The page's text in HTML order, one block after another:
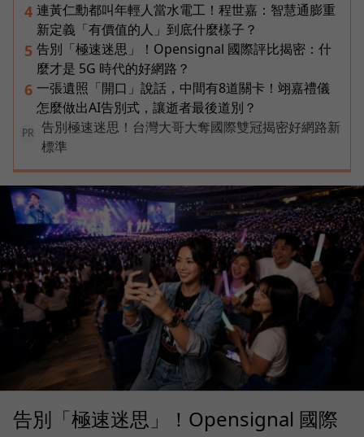
4 連黃仁勳都叫年輕人當水電工！程世嘉：智慧通膨重
新定義「有價值的人」到底什麼樣子？
5 告別「極速迷思」！Opensignal 國際評比揭密：什
麼才是 5G 時代的好網路？
6 一張遺照「開口」說話，中間有8道關卡！翊嘉禮儀
怎麼做出AI告別式，讓逝者最後道別？
PR
告別極速迷思！台灣大哥大奪國際雙冠揭密好網路新
標準
告別「極速迷思」！Opensignal 國際